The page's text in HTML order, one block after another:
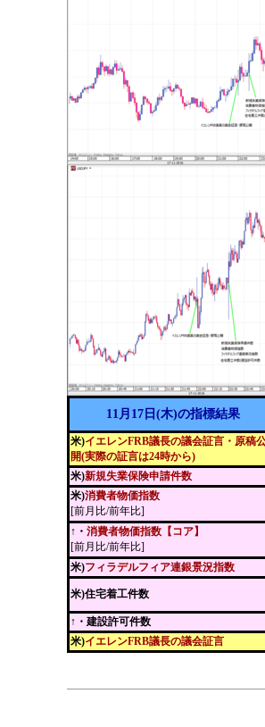
11月17日(木)の指標結果
米)イエレンFRB議長の議会証言・原稿
開(実際の証言は24時から)
米)新規失業保険申請件数
米)消費者物価指数
[前月比/前年比]
↑・ 消費者物価指数【コア】
[前月比/前年比]
米)フィラデルフィア連銀景況指数
米)住宅着工件数
↑・建設許可件数
米)イエレンFRB議長の議会証言